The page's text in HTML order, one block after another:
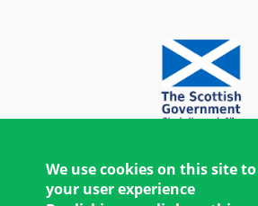
We use cookies on this site
your user experience